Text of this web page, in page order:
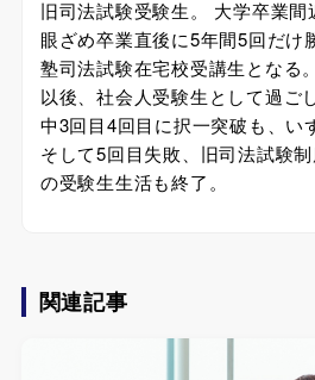
旧司法試験受験生。 大学卒業間
眼ざめ卒業直後に5年間5回だけ
塾司法試験在宅校受講生となる。
以後、社会人受験生として過ご
中3回目4回目に択一突破も、い
そして5回目失敗、旧司法試験
の受験生生活も終了。
関連記事